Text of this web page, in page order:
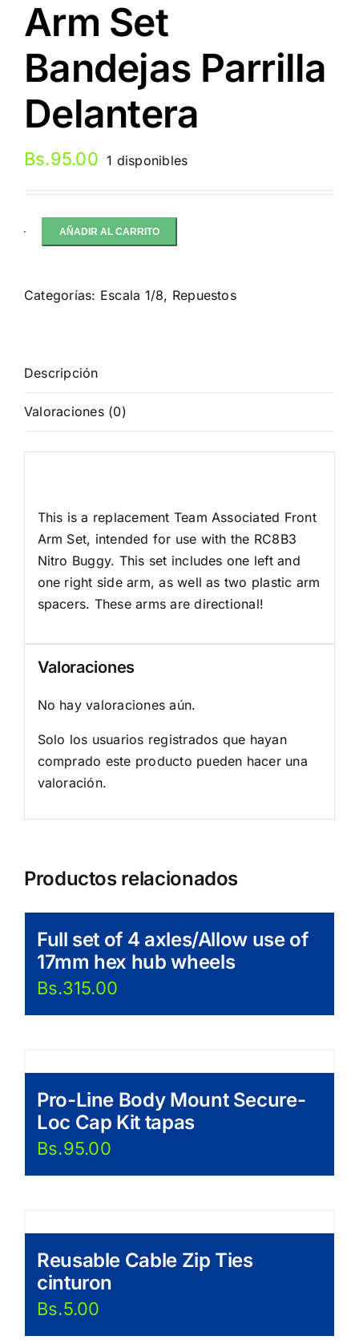
Arm Set
Bandejas Parrilla
Delantera
Bs.95.00 1 disponibles
Team
Arm
Parrilla
Delantera
cantidad
AÑADIR AL CARRITO
Categorías: Escala 1/8, Repuestos
Descripción
Valoraciones (0)
This is a replacement Team Associated Front
Arm Set, intended for use with the RC8B3
Nitro Buggy. This set includes one left and
one right side arm, as well as two plastic arm
spacers. These arms are directional!
Valoraciones
No hay valoraciones aún.
Solo los usuarios registrados que hayan
comprado este producto pueden hacer una
valoración.
Productos relacionados
Full set of 4 axles/Allow use of
17mm hex hub wheels
Bs.315.00
Pro-Line Body Mount Secure-
Loc Cap Kit tapas
Bs.95.00
Reusable Cable Zip Ties
cinturon
Bs.5.00